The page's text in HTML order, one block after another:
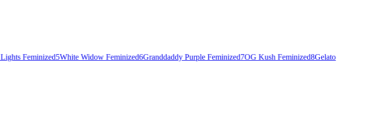
Feminized5White Widow Feminized6Granddaddy Purple Feminized7OG Kush Feminized8Gelato